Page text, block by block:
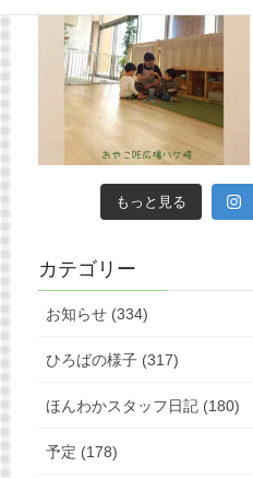
もっと見る
カテゴリー
お知らせ (334)
ひろばの様子 (317)
ほんわかスタッフ日記 (180)
予定 (178)